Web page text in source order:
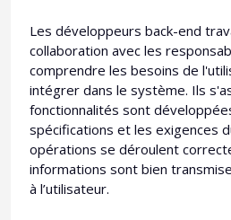
Les développeurs back-end
collaboration avec les
comprendre les besoins de
intégrer dans le système. Ils
fonctionnalités sont
spécifications et les exigences
opérations se déroulent
informations sont bien
à l’utilisateur.